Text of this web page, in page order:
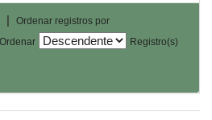
|
Ordenar registros por
Ordenar
Registro(s)